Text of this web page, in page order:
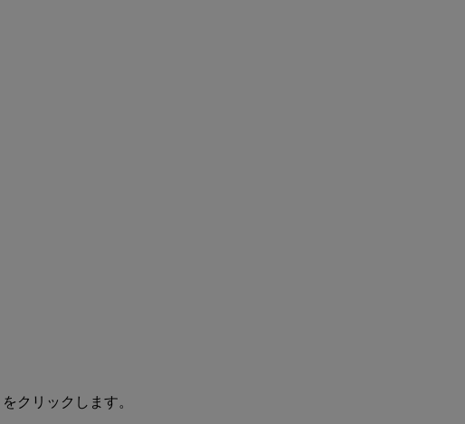
をクリックします。